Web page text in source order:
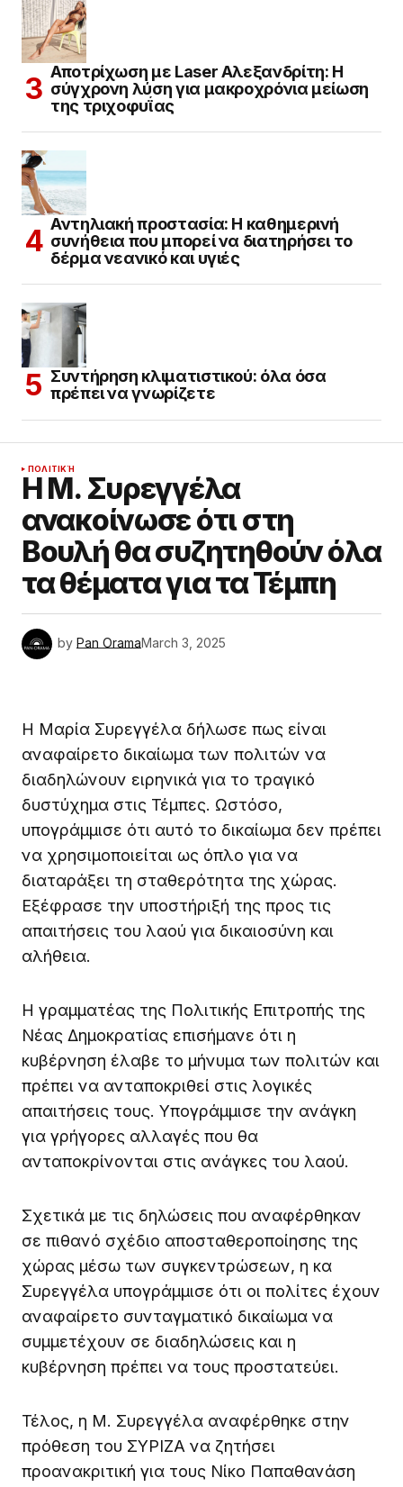
Αποτρίχωση με Laser Αλεξανδρίτη: Η
σύγχρονη λύση για μακροχρόνια μείωση
της τριχοφυΐας
Αντηλιακή προστασία: Η καθημερινή
συνήθεια που μπορεί να διατηρήσει το
δέρμα νεανικό και υγιές
Συντήρηση κλιματιστικού: όλα όσα
πρέπει να γνωρίζετε
ΠΟΛΙΤΙΚΉ
Η Μ. Συρεγγέλα
ανακοίνωσε ότι στη
Βουλή θα συζητηθούν όλα
τα θέματα για τα Τέμπη
by Pan OramaMarch 3, 2025
Η Μαρία Συρεγγέλα δήλωσε πως είναι
αναφαίρετο δικαίωμα των πολιτών να
διαδηλώνουν ειρηνικά για το τραγικό
δυστύχημα στις Τέμπες. Ωστόσο,
υπογράμμισε ότι αυτό το δικαίωμα δεν πρέπει
να χρησιμοποιείται ως όπλο για να
διαταράξει τη σταθερότητα της χώρας.
Εξέφρασε την υποστήριξή της προς τις
απαιτήσεις του λαού για δικαιοσύνη και
αλήθεια.
Η γραμματέας της Πολιτικής Επιτροπής της
Νέας Δημοκρατίας επισήμανε ότι η
κυβέρνηση έλαβε το μήνυμα των πολιτών και
πρέπει να ανταποκριθεί στις λογικές
απαιτήσεις τους. Υπογράμμισε την ανάγκη
για γρήγορες αλλαγές που θα
ανταποκρίνονται στις ανάγκες του λαού.
Σχετικά με τις δηλώσεις που αναφέρθηκαν
σε πιθανό σχέδιο αποσταθεροποίησης της
χώρας μέσω των συγκεντρώσεων, η κα
Συρεγγέλα υπογράμμισε ότι οι πολίτες έχουν
αναφαίρετο συνταγματικό δικαίωμα να
συμμετέχουν σε διαδηλώσεις και η
κυβέρνηση πρέπει να τους προστατεύει.
Τέλος, η Μ. Συρεγγέλα αναφέρθηκε στην
πρόθεση του ΣΥΡΙΖΑ να ζητήσει
προανακριτική για τους Νίκο Παπαθανάση